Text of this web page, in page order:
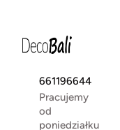
661196644
Pracujemy
od
poniedziałku